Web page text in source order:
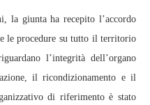
la giunta ha recepito l’accordo
le procedure su tutto il territorio
l’integrità dell’organo
il ricondizionamento e il
di riferimento è stato